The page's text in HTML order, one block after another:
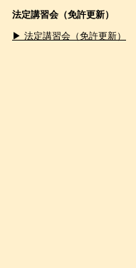
法定講習会（免許更新）
▶ 法定講習会（免許更新）